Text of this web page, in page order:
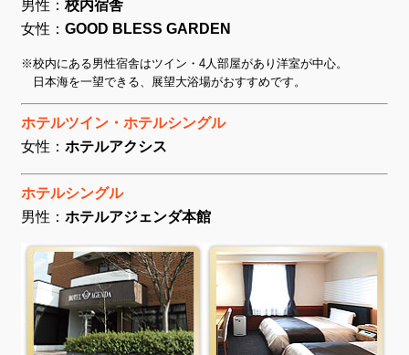
男性：校内宿舎
女性：GOOD BLESS GARDEN
※校内にある男性宿舎はツイン・4人部屋があり洋室が中心。
日本海を一望できる、展望大浴場がおすすめです。
ホテルツイン・ホテルシングル
女性：ホテルアクシス
ホテルシングル
男性：ホテルアジェンダ本館